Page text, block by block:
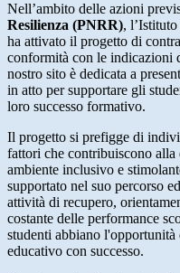
Nell’ambito delle azioni
Resilienza (PNRR),
ha attivato il progetto di
conformità con le indicazioni
nostro sito è dedicata a
in atto per supportare gli
loro successo formativo.
Il progetto si prefigge di
fattori che contribuiscono alla
ambiente inclusivo e
supportato nel suo percorso
attività di recupero,
costante delle performance
studenti abbiano
educativo con successo.